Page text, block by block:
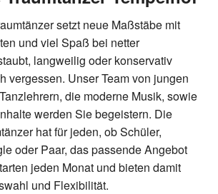
setzt neue Maßstäbe mit
und viel Spaß bei netter
langweilig oder konservativ
vergessen. Unser Team von jungen
die moderne Musik, sowie
werden Sie begeistern. Die
hat für jeden, ob Schüler,
oder Paar, das passende Angebot
jeden Monat und bieten damit
und Flexibilität.